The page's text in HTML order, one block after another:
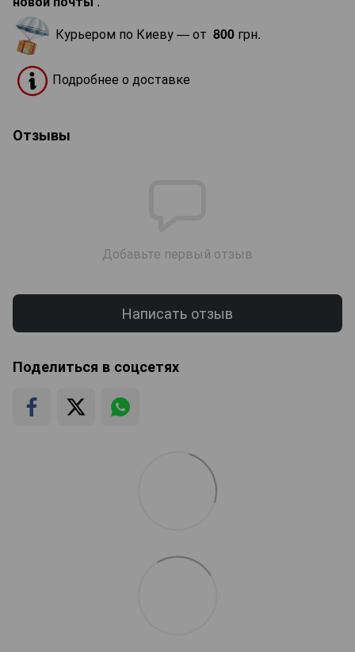
Курьером по Киеву — от 800 грн.
Подробнее о доставке
Отзывы
Добавьте первый отзыв
Написать отзыв
Поделиться в соцсетях